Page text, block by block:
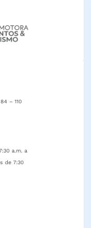
– 110
a.m. a
de 7:30